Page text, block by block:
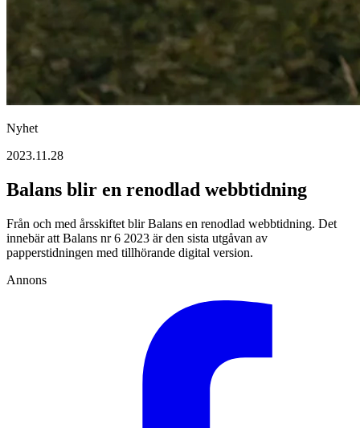
Nyhet
2023.11.28
Balans blir en renodlad webbtidning
Från och med årsskiftet blir Balans en renodlad webbtidning. Det
innebär att Balans nr 6 2023 är den sista utgåvan av
papperstidningen med tillhörande digital version.
Annons